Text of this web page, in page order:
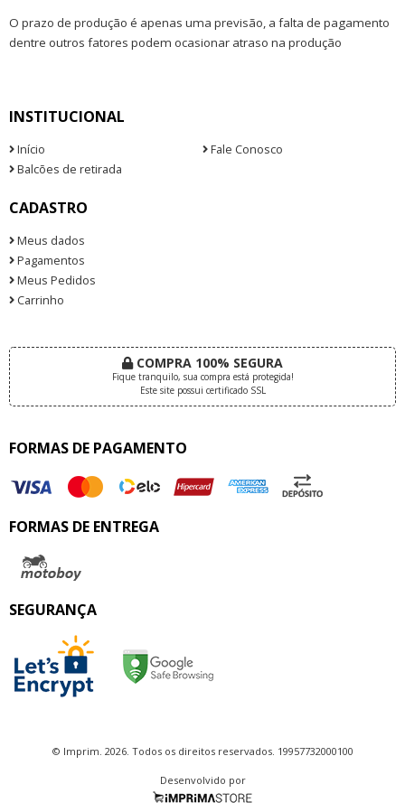
O prazo de produção é apenas uma previsão, a falta de pagamento
dentre outros fatores podem ocasionar atraso na produção
INSTITUCIONAL
Início
Fale Conosco
Balcões de retirada
CADASTRO
Meus dados
Pagamentos
Meus Pedidos
Carrinho
COMPRA 100% SEGURA
Fique tranquilo, sua compra está protegida!
Este site possui certificado SSL
FORMAS DE PAGAMENTO
FORMAS DE ENTREGA
SEGURANÇA
© Imprim. 2026. Todos os direitos reservados. 19957732000100
Desenvolvido por